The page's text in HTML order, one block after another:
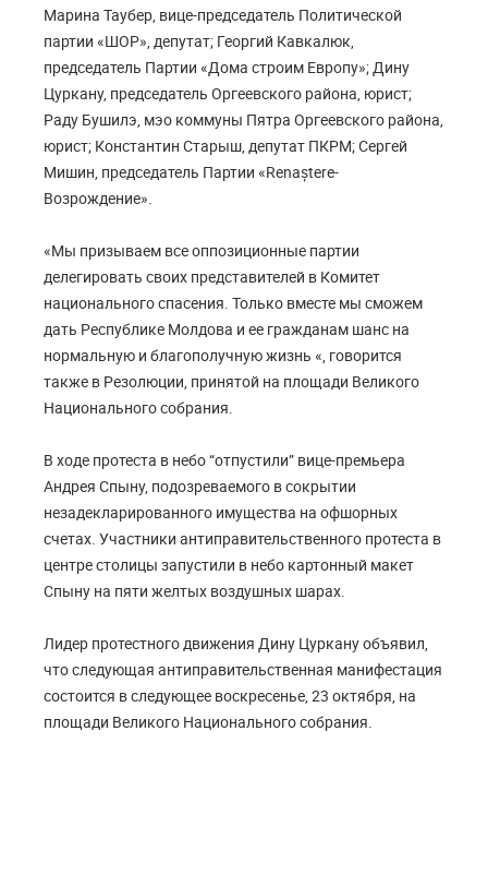
Марина Таубер, вице-председатель Политической
партии «ШОР», депутат; Георгий Кавкалюк,
председатель Партии «Дома строим Европу»; Дину
Цуркану, председатель Оргеевского района, юрист;
Раду Бушилэ, мэо коммуны Пятра Оргеевского района,
юрист; Константин Старыш, депутат ПКРМ; Сергей
Мишин, председатель Партии «Renaștere-
Возрождение».
«Мы призываем все оппозиционные партии
делегировать своих представителей в Комитет
национального спасения. Только вместе мы сможем
дать Республике Молдова и ее гражданам шанс на
нормальную и благополучную жизнь «, говорится
также в Резолюции, принятой на площади Великого
Национального собрания.
В ходе протеста в небо “отпустили” вице-премьера
Андрея Спыну, подозреваемого в сокрытии
незадекларированного имущества на офшорных
счетах. Участники антиправительственного протеста в
центре столицы запустили в небо картонный макет
Спыну на пяти желтых воздушных шарах.
Лидер протестного движения Дину Цуркану объявил,
что следующая антиправительственная манифестация
состоится в следующее воскресенье, 23 октября, на
площади Великого Национального собрания.